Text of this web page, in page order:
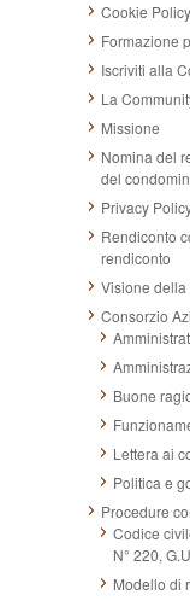
Cookie
Formazione
Iscriviti alla
La
Missione
Nomina del
del
Privacy
Rendiconto
rendiconto
Visione
Consorzio
Buone
Lettera ai
Politica e
Procedure
Codice
N° 220,
Modello di